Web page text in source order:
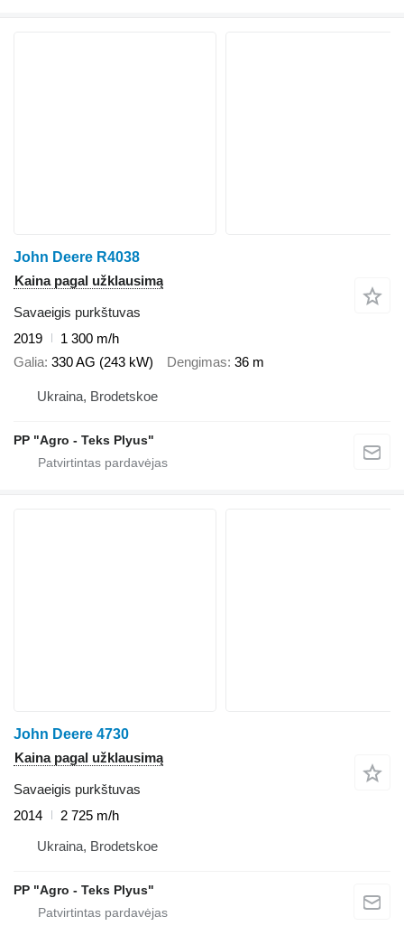
John Deere R4038
Kaina pagal užklausimą
Savaeigis purkštuvas
2019
1 300 m/h
Galia 330 AG (243 kW) Dengimas 36 m
Ukraina, Brodetskoe
PP "Agro - Teks Plyus"
John Deere 4730
Kaina pagal užklausimą
Savaeigis purkštuvas
2014
2 725 m/h
Ukraina, Brodetskoe
PP "Agro - Teks Plyus"